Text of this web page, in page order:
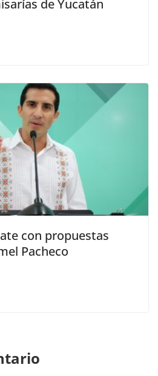
de Yucatán
con propuestas
Pacheco